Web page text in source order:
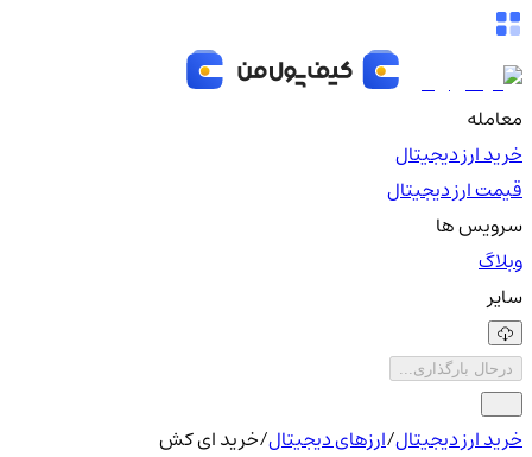
معامله
خرید ارز دیجیتال
قیمت ارز دیجیتال
سرویس ها
وبلاگ
سایر
درحال بارگذاری...
خرید ارز دیجیتال/ارزهای دیجیتال/خرید ای کش